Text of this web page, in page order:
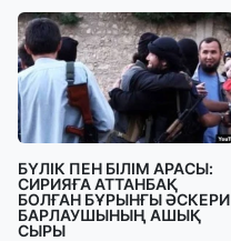
БҮЛІК ПЕН БІЛІМ АРАСЫ:
СИРИЯҒА АТТАНБАҚ
БОЛҒАН БҰРЫНҒЫ ӘСКЕРИ
БАРЛАУШЫНЫҢ АШЫҚ
СЫРЫ